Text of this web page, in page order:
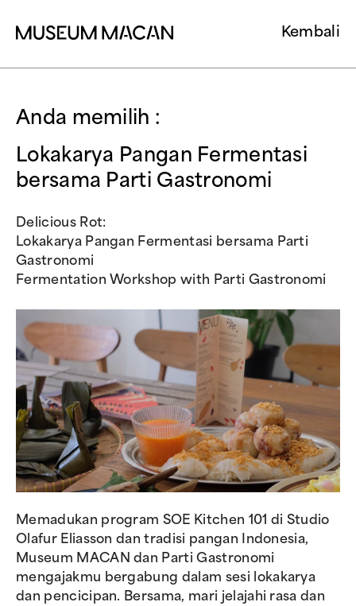
Kembali
Anda memilih :
Lokakarya Pangan Fermentasi
bersama Parti Gastronomi
Delicious Rot:
Lokakarya Pangan Fermentasi bersama Parti
Gastronomi
Fermentation Workshop with Parti Gastronomi
Memadukan program SOE Kitchen 101 di Studio
Olafur Eliasson dan tradisi pangan Indonesia,
Museum MACAN dan Parti Gastronomi
mengajakmu bergabung dalam sesi lokakarya
dan pencicipan. Bersama, mari jelajahi rasa dan